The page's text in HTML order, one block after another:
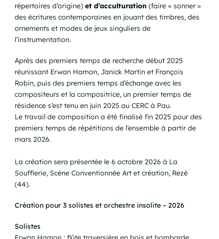
répertoires d’origine) et d’acculturation (faire « sonner »
des écritures contemporaines en jouant des timbres, des
ornements et modes de jeux singuliers de
l’instrumentation.
Après des premiers temps de recherche début 2025
réunissant Erwan Hamon, Janick Martin et François
Robin, puis des premiers temps d’échange avec les
compositeurs et la compositrice, un premier temps de
résidence s’est tenu en juin 2025 au CERC à Pau.
Le travail de composition a été finalisé fin 2025 pour des
premiers temps de répétitions de l’ensemble à partir de
mars 2026.
La création sera présentée le 6 octobre 2026 à La
Soufflerie, Scène Conventionnée Art et création, Rezé
(44).
Création pour 3 solistes et orchestre insolite – 2026
Solistes